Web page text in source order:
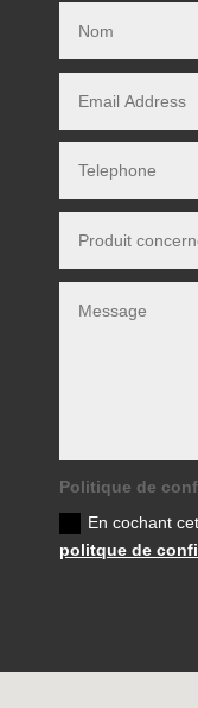
Politique de
En cochant
politque de